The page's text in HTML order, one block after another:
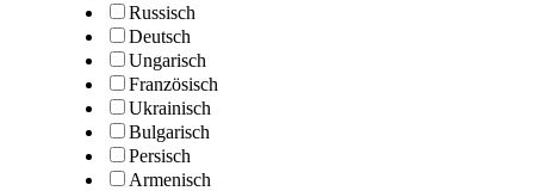
Russisch
Deutsch
Ungarisch
Französisch
Ukrainisch
Bulgarisch
Persisch
Armenisch